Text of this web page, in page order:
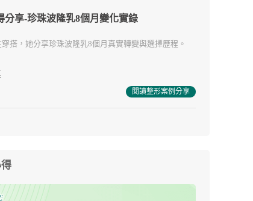
分享-珍珠波隆乳8個月變化實錄
搭，她分享珍珠波隆乳8個月真實轉變與選擇歷程。
閱讀整形案例分享